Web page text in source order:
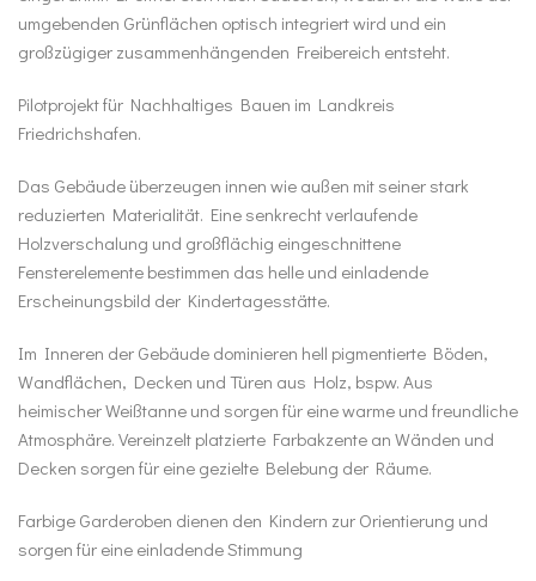
umgebenden Grünflächen optisch integriert wird und ein
großzügiger zusammenhängenden Freibe­reich entsteht.
Pilotprojekt für Nachhaltiges Bauen im Landkreis
Friedrichshafen.
Das Gebäude überzeugen innen wie außen mit seiner stark
reduzierten Materialität. Eine senkrecht verlaufende
Holzverschalung und großflächig eingeschnittene
Fensterelemente bestimmen das helle und einladende
Erscheinungsbild der Kindertagesstätte.
Im Inneren der Gebäude dominieren hell pigmentierte Böden,
Wandflächen, Decken und Türen aus Holz, bspw. Aus
heimischer Weißtanne und sorgen für eine warme und freundliche
Atmosphäre. Vereinzelt platzierte Farbakzente an Wänden und
Decken sorgen für eine gezielte Belebung der Räume.
Farbige Garderoben dienen den Kindern zur Orientierung und
sorgen für eine einladende Stimmung